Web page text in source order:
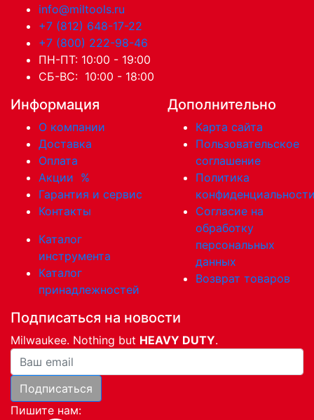
info@miltools.ru
+7 (812) 648-17-22
+7 (800) 222-98-46
ПН-ПТ: 10:00 - 19:00
СБ-ВС: 10:00 - 18:00
Информация
О компании
Доставка
Оплата
Акции %
Гарантия и сервис
Контакты
Каталог
инструмента
Каталог
принадлежностей
Дополнительно
Карта сайта
Пользовательское
соглашение
Политика
Согласие на
обработку
персональных
данных
Возврат товаров
Подписаться на новости
Milwaukee. Nothing but HEAVY DUTY.
Ваша почта
Подписаться
Пишите нам: